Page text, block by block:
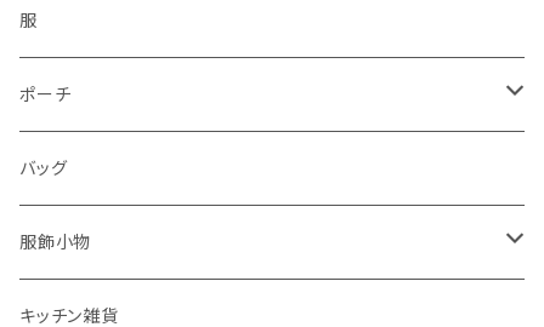
服
ポーチ
パソコンケース
バッグ
服飾小物
ストール
キッチン雑貨